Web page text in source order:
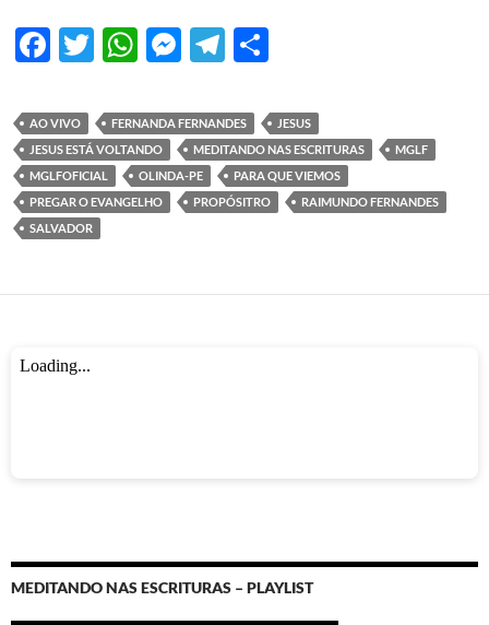
F
e
b
o
o
k
T
itt
er
W
at
s
A
p
M
se
n
g
er
T
e
gr
a
m
ar
e
AO VIVO FERNANDA FERNANDES
JESUS
JESUS ESTÁ VOLTANDO
MEDITANDO NAS ESCRITURAS
MGLF
MGLFOFICIAL
OLINDA-PE
PARA QUE VIEMOS
PREGAR O EVANGELHO
PROPÓSITRO
RAIMUNDO FERNANDES
SALVADOR
MEDITANDO NAS ESCRITURAS – PLAYLIST